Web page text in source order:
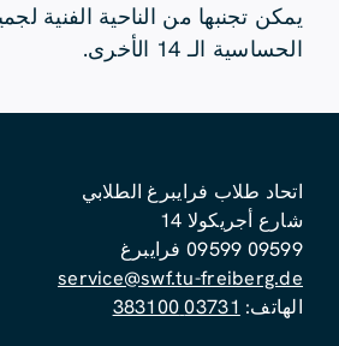
يمكن تجنبها من الناحية الفنية
الحساسية الـ 14 الأخرى.
اتحاد طلاب فرايبرغ الطلابي
شارع أجريكولا 14
09599 09599 فرايبرغ
service@swf.tu-freiberg.de
الهاتف: 03731 383100